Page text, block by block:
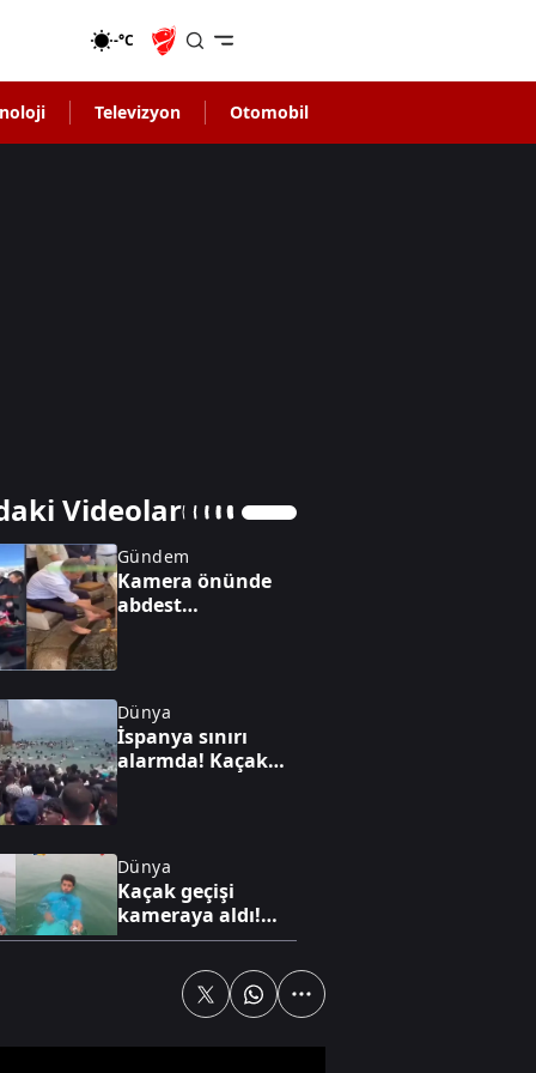
-°C
Televizyon Otomobil
Videolar
Gündem
Kamera önünde
abdest
taktiği"
Dünya
İspanya sınırı
alarmda! Kaçak
Dünya
Kaçak geçişi
kameraya aldı!
Sınırı yüzerek aştı
Başkan Akın'a